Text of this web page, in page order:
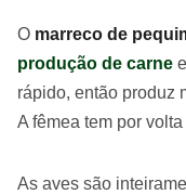
O marreco de
produção de carne
rápido, então produz
A fêmea tem por
As aves são